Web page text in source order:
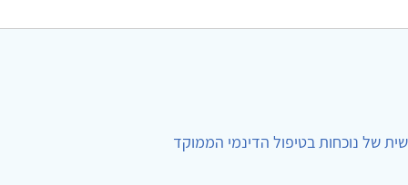
של נוכחות בטיפול הדינמי הממוקד